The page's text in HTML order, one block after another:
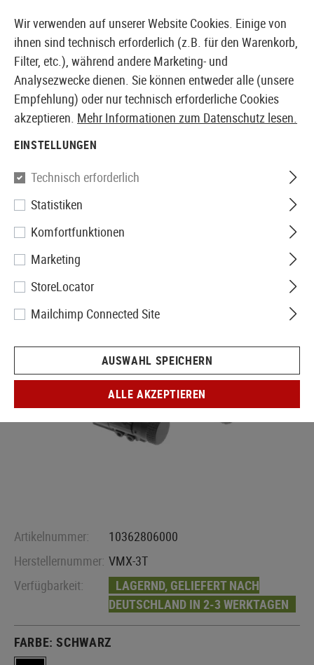
EUROPÄISCHER AIRSOFT SHOP & GROßHÄNDLER
Vortex Optics
VMX-3T Magnifier with Flip
Mount
Artikelnummer:
10362806000
Herstellernummer: VMX-3T
Verfügbarkeit:
LAGERND, GELIEFERT NACH
DEUTSCHLAND IN 2-3 WERKTAGEN
FARBE:SCHWARZ
Wir verwenden auf unserer Website Cookies. Einige von
ihnen sind technisch erforderlich (z.B. für den Warenkorb,
Filter, etc.), während andere Marketing- und
Analysezwecke dienen. Sie können entweder alle (unsere
Empfehlung) oder nur technisch erforderliche Cookies
akzeptieren. Mehr Informationen zum Datenschutz lesen.
EINSTELLUNGEN
Technisch erforderlich
Statistiken
Komfortfunktionen
Marketing
StoreLocator
Mailchimp Connected Site
AUSWAHL SPEICHERN
ALLE AKZEPTIEREN